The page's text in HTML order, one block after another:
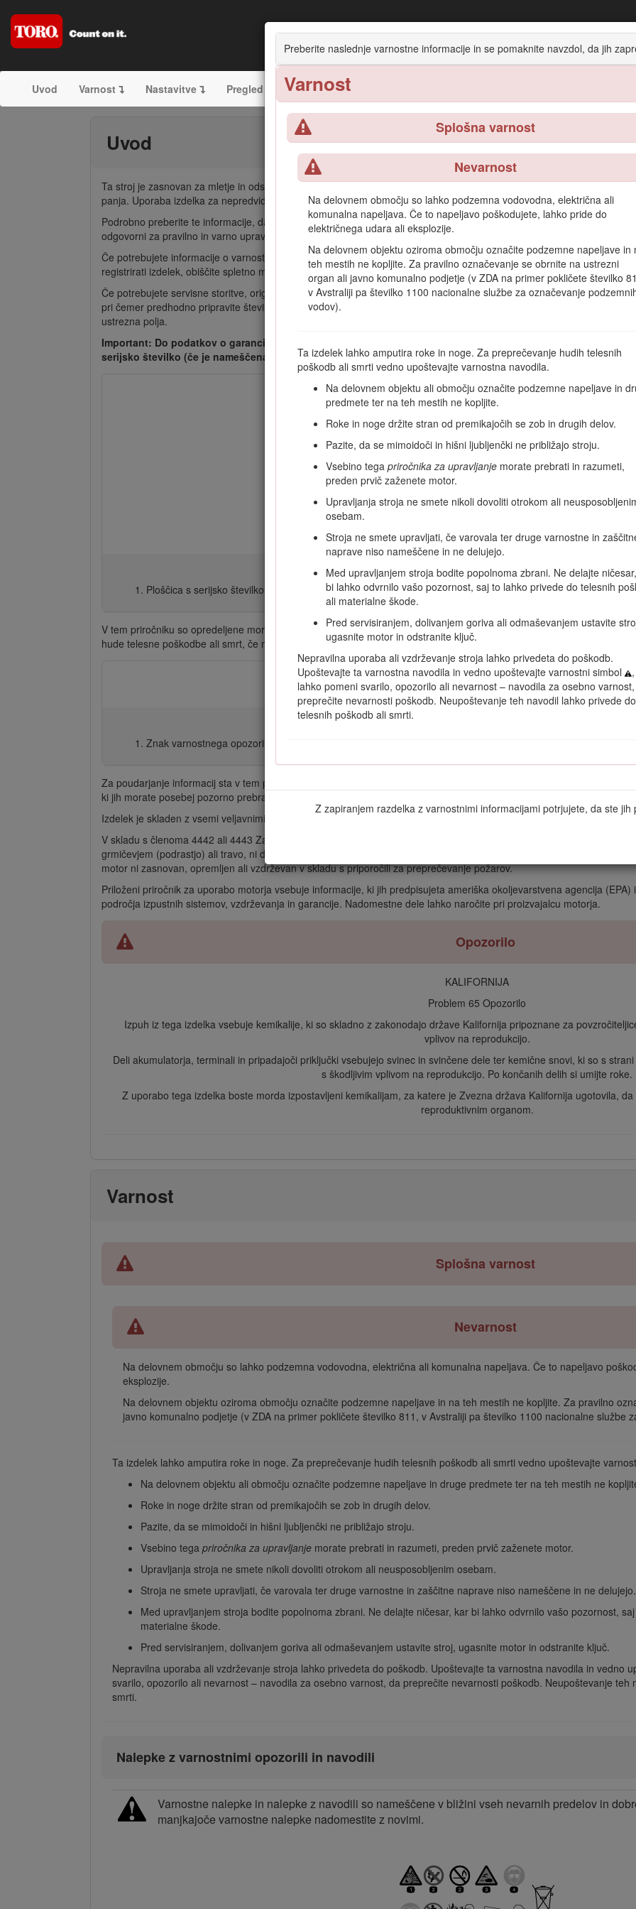
Preberite naslednje varnostne informacije in se pomaknite navzdol, da jih
Varnost
Splošna varnost
Nevarnost
Na delovnem območju so lahko podzemna vodovodna, električna ali
komunalna napeljava. Če to napeljavo poškodujete, lahko pride do
električnega udara ali eksplozije.
Na delovnem objektu oziroma območju označite podzemne napeljave in
teh mestih ne kopljite. Za pravilno označevanje se obrnite na ustrezni
organ ali javno komunalno podjetje (v ZDA na primer pokličete številko
v Avstraliji pa številko 1100 nacionalne službe za označevanje
vodov).
Ta izdelek lahko amputira roke in noge. Za preprečevanje hudih telesnih
poškodb ali smrti vedno upoštevajte varnostna navodila.
Na delovnem objektu ali območju označite podzemne napeljave in
predmete ter na teh mestih ne kopljite.
Roke in noge držite stran od premikajočih se zob in drugih delov.
Pazite, da se mimoidoči in hišni ljubljenčki ne približajo stroju.
Vsebino tega priročnika za upravljanje morate prebrati in razumeti,
preden prvič zaženete motor.
Upravljanja stroja ne smete nikoli dovoliti otrokom ali
osebam.
Stroja ne smete upravljati, če varovala ter druge varnostne in
naprave niso nameščene in ne delujejo.
Med upravljanjem stroja bodite popolnoma zbrani. Ne delajte
bi lahko odvrnilo vašo pozornost, saj to lahko privede do telesnih
ali materialne škode.
Pred servisiranjem, dolivanjem goriva ali odmaševanjem ustavite
ugasnite motor in odstranite ključ.
Nepravilna uporaba ali vzdrževanje stroja lahko privedeta do poškodb.
Upoštevajte ta varnostna navodila in vedno upoštevajte varnostni simbol
lahko pomeni svarilo, opozorilo ali nevarnost – navodila za osebno
preprečite nevarnosti poškodb. Neupoštevanje teh navodil lahko privede do
telesnih poškodb ali smrti.
Z zapiranjem razdelka z varnostnimi informacijami potrjujete, da ste jih
Enota za drobljenje panjev STX-26
Uvod Varnost Nastavitve Pregled izdelka Delovanje
Uvod
Ta stroj je zasnovan za mletje in odstranjevanje drevesnih panjev in površinskih korenin. Ni namenjen rezanju
panja. Uporaba izdelka za nepredvidene namene je lahko nevarna za vas in navzoče osebe.
Podrobno preberite te informacije, da se seznanite s pravilnim upravljanjem in vzdrževanjem stroja ter preprečite
odgovorni za pravilno in varno upravljanje izdelka.
Če potrebujete informacije o varnosti izdelka in gradivo za usposabljanje za uporabo, podatke o dodatni opremi ali
registrirati izdelek, obiščite spletno mesto www.Toro.com.
Če potrebujete servisne storitve, originalne dele Toro ali dodatne informacije, se obrnite na pooblaščenega
pri čemer predhodno pripravite številko modela in serijsko številko izdelka. Diagram
prikazuje mesto številke
ustrezna polja.
Important: Do podatkov o garanciji, delih in drugih informacij o izdelku lahko dostopate tako, da z mobilno
serijsko številko (če je nameščena).
Diagram 1
Ploščica s serijsko številko in oznako modela
V tem priročniku so opredeljene morebitne nevarnosti, pri čemer varnostna opozorila označuje poseben opozorilni
hude telesne poškodbe ali smrt, če ne upoštevate priporočenih previdnostnih ukrepov.
Znak varnostnega opozorila
Za poudarjanje informacij sta v tem priročniku uporabljeni 2 besedi. opozarja na posebne tehnične
ki jih morate posebej pozorno prebrati.
Izdelek je skladen z vsemi veljavnimi evropskimi direktivami, če je nameščen komplet CE 22368; za podrobnosti glejte
V skladu s členoma 4442 ali 4443 Zakona o javnih virih zvezne države Kalifornija uporaba ali upravljanje motorja na
grmičevjem (podrastjo) ali travo, ni dovoljena, če motor nima vgrajenega lovilca isker, kot je opredeljeno v členu
motor ni zasnovan, opremljen ali vzdrževan v skladu s priporočili za preprečevanje požarov.
Priloženi priročnik za uporabo motorja vsebuje informacije, ki jih predpisujeta ameriška okoljevarstvena agencija
področja izpustnih sistemov, vzdrževanja in garancije. Nadomestne dele lahko naročite pri proizvajalcu motorja.
Opozorilo
KALIFORNIJA
Problem 65 Opozorilo
Izpuh iz tega izdelka vsebuje kemikalije, ki so skladno z zakonodajo države Kalifornija pripoznane za
vplivov na reprodukcijo.
Deli akumulatorja, terminali in pripadajoči priključki vsebujejo svinec in svinčene dele ter kemične snovi, ki so s
s škodljivim vplivom na reprodukcijo. Po končanih delih si umijte roke.
Z uporabo tega izdelka boste morda izpostavljeni kemikalijam, za katere je Zvezna država Kalifornija ugotovila,
reproduktivnim organom.
Varnost
Splošna varnost
Nevarnost
Na delovnem območju so lahko podzemna vodovodna, električna ali komunalna napeljava. Če to napeljavo
eksplozije.
Na delovnem objektu oziroma območju označite podzemne napeljave in na teh mestih ne kopljite. Za pravilno
javno komunalno podjetje (v ZDA na primer pokličete številko 811, v Avstraliji pa številko 1100 nacionalne službe
Ta izdelek lahko amputira roke in noge. Za preprečevanje hudih telesnih poškodb ali smrti vedno upoštevajte
Na delovnem objektu ali območju označite podzemne napeljave in druge predmete ter na teh mestih ne
Roke in noge držite stran od premikajočih se zob in drugih delov.
Pazite, da se mimoidoči in hišni ljubljenčki ne približajo stroju.
Vsebino tega priročnika za upravljanje morate prebrati in razumeti, preden prvič zaženete motor.
Upravljanja stroja ne smete nikoli dovoliti otrokom ali neusposobljenim osebam.
Stroja ne smete upravljati, če varovala ter druge varnostne in zaščitne naprave niso nameščene in ne delujejo.
Med upravljanjem stroja bodite popolnoma zbrani. Ne delajte ničesar, kar bi lahko odvrnilo vašo pozornost,
materialne škode.
Pred servisiranjem, dolivanjem goriva ali odmaševanjem ustavite stroj, ugasnite motor in odstranite ključ.
Nepravilna uporaba ali vzdrževanje stroja lahko privedeta do poškodb. Upoštevajte ta varnostna navodila in vedno
svarilo, opozorilo ali nevarnost – navodila za osebno varnost, da preprečite nevarnosti poškodb. Neupoštevanje
smrti.
Nalepke z varnostnimi opozorili in navodili
Varnostne nalepke in nalepke z navodili so nameščene v bližini vseh nevarnih predelov in
manjkajoče varnostne nalepke nadomestite z novimi.